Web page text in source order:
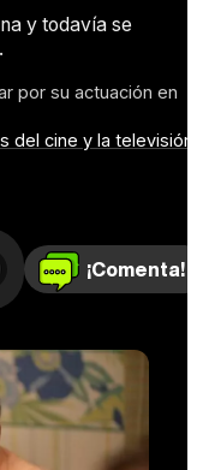
y todavía se
por su actuación en
del cine y la televisión
¡Comenta!